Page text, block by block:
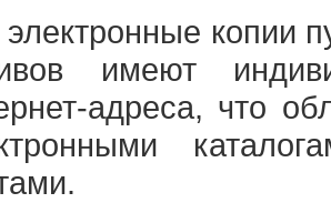
копии
имеют
адреса, что